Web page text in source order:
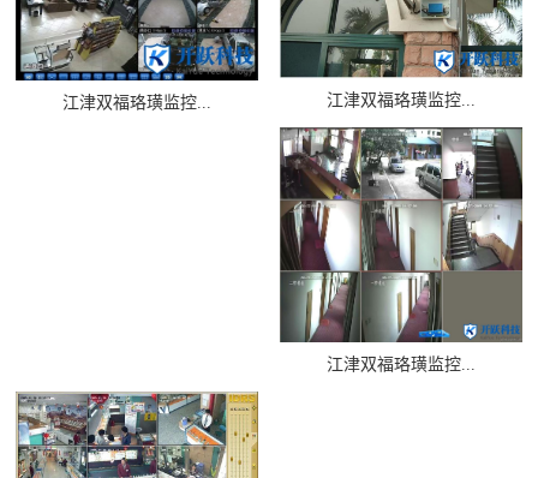
江津双福珞璜监控... 江津双福珞璜监控...
江津双福珞璜监控...